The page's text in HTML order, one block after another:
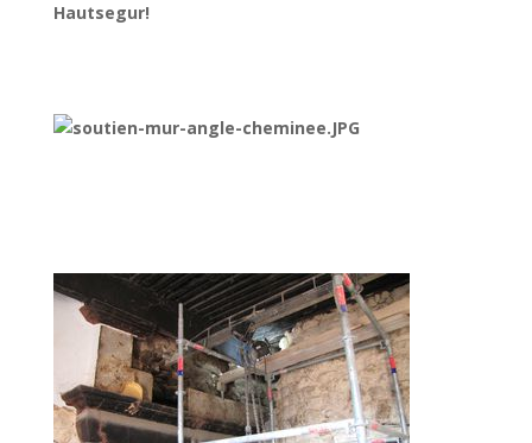
Hautsegur!